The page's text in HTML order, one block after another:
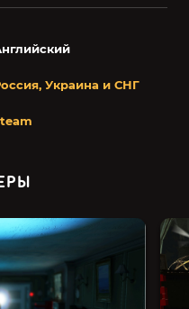
Украина и СНГ